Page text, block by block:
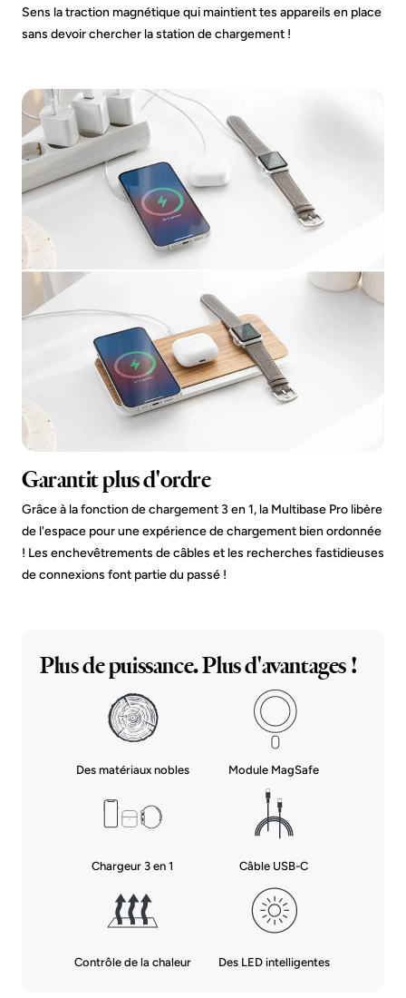
Sens la traction magnétique qui maintient tes appareils en place
sans devoir chercher la station de chargement !
Garantit plus d'ordre
Grâce à la fonction de chargement 3 en 1, la Multibase Pro libère
de l'espace pour une expérience de chargement bien ordonnée
! Les enchevêtrements de câbles et les recherches fastidieuses
de connexions font partie du passé !
Plus de puissance. Plus d'avantages !
Des matériaux nobles Module MagSafe
Chargeur 3 en 1 Câble USB-C
Contrôle de la chaleur Des LED intelligentes